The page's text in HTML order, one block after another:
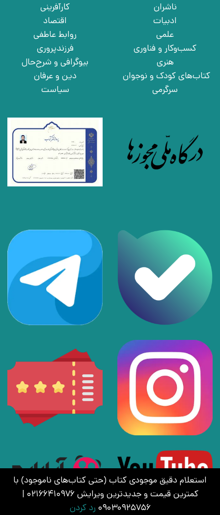
استعلام دقیق موجودی کتاب (حتی کتاب‌های ناموجود) با
کمترین قیمت و جدیدترین ویرایش 02166410976 |
09030925756 رد کردن
ناشران
ادبیات
علمی
کسب‌وکار و فناوری
هنری
کتاب‌های کودک و نوجوان
سرگرمی
کارآفرینی
اقتصاد
روابط عاطفی
فرزندپروری
بیوگرافی و شرح‌حال
دین و عرفان
سیاست